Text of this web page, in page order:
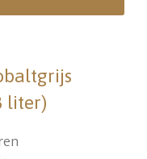
liter)